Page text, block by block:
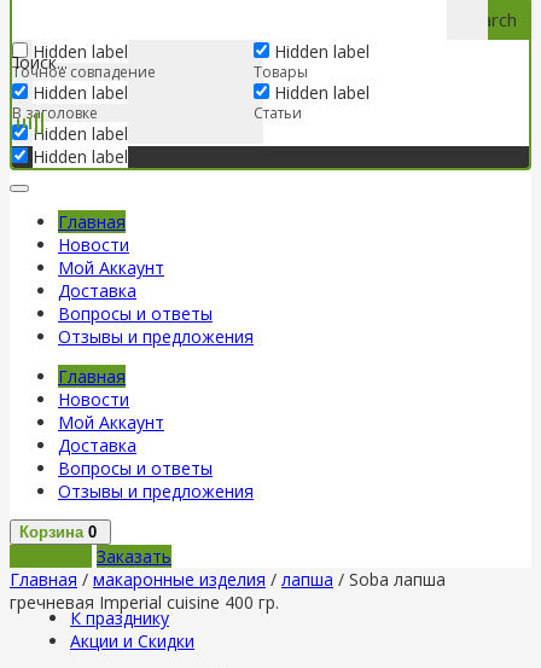
Search
Hidden label
Точное совпадение
Hidden label
В заголовке
Hidden label
Hidden label
Hidden label
Товары
Hidden label
Статьи
Главная
Новости
Мой Аккаунт
Доставка
Вопросы и ответы
Отзывы и предложения
Главная
Новости
Мой Аккаунт
Доставка
Вопросы и ответы
Отзывы и предложения
Корзина 0
Заказать
Главная / макаронные изделия / лапша / Soba лапша
гречневая Imperial cuisine 400 гр.
К празднику
Акции и Скидки